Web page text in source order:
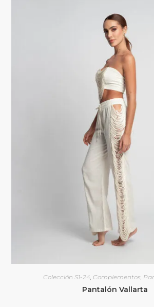
Colección S1-24, Complementos
Pantalón Vallarta